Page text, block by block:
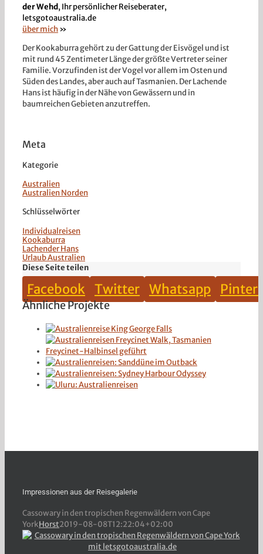
der Wehd, Ihr persönlicher Reiseberater,
letsgotoaustralia.de
über mich»
Der Kookaburra gehört zu der Gattung der Eisvögel und ist
mit rund 45 Zentimeter Länge der größte Vertreter seiner
Familie. Vorzufinden ist der Vogel vor allem im Osten und
Süden des Landes, aber auch auf Tasmanien. Der Lachende
Hans ist häufig in der Nähe von Gewässern und in
baumreichen Gebieten anzutreffen.
Meta
Kategorie
Australien
Australien Norden
Schlüsselwörter
Individualreisen
Kookaburra
Lachender Hans
Urlaub Australien
Diese Seite teilen
Facebook Twitter Whatsapp
Ähnliche Projekte
Impressionen aus der Reisegalerie
Cassowary in den tropischen Regenwäldern von Cape
YorkHorst2019-08-08T12:22:04+02:00